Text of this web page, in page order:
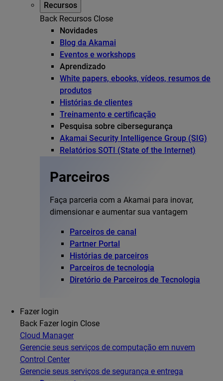
Recursos
Back Recursos Close
Novidades
Blog da Akamai
Eventos e workshops
Aprendizado
White papers, ebooks, vídeos, resumos de
produtos
Histórias de clientes
Treinamento e certificação
Pesquisa sobre cibersegurança
Akamai Security Intelligence Group (SIG)
Relatórios SOTI (State of the Internet)
Parceiros
Faça parceria com a Akamai para inovar,
dimensionar e aumentar sua vantagem
Parceiros de canal
Partner Portal
Histórias de parceiros
Parceiros de tecnologia
Diretório de Parceiros de Tecnologia
Fazer login
Back Fazer login Close
Cloud Manager
Gerencie seus serviços de computação em nuvem
Control Center
Gerencie seus serviços de segurança e entrega